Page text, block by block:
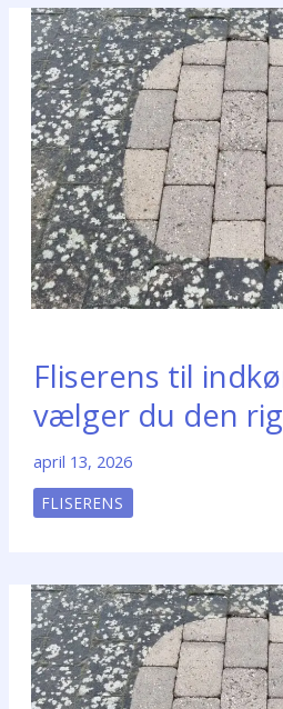
Fliserens til
vælger du den
april 13, 2026
FLISERENS